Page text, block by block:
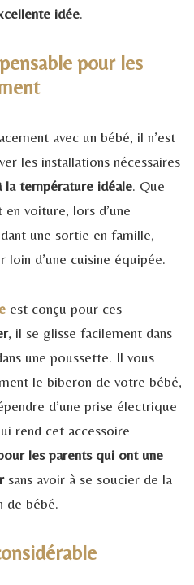
idée.
pour les
avec un bébé, il n’est
les installations nécessaires
la température idéale. Que
voiture, lors d’une
une sortie en famille,
d’une cuisine équipée.
est conçu pour ces
, il se glisse facilement dans
une poussette. Il vous
le biberon de votre bébé,
d’une prise électrique
rend cet accessoire
les parents qui ont une
sans avoir à se soucier de la
de bébé.